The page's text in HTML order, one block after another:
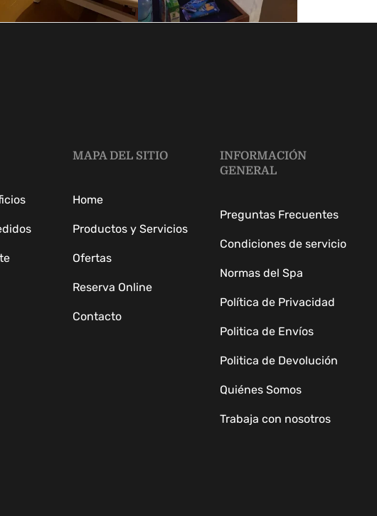
MAPA DEL SITIO
Home
Productos y Servicios
Ofertas
Reserva Online
Contacto
INFORMACIÓN
GENERAL
Preguntas Frecuentes
Condiciones de servicio
Normas del Spa
Política de Privacidad
Politica de Envíos
Politica de Devolución
Quiénes Somos
Trabaja con nosotros